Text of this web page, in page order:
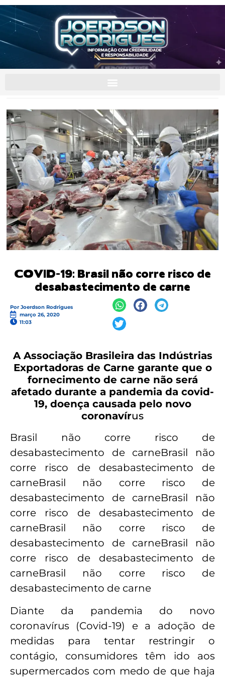
COVID-19: Brasil não corre risco de
desabastecimento de carne
Por Joerdson Rodrigues
março 26, 2020
11:03
A Associação Brasileira das Indústrias
Exportadoras de Carne garante que o
fornecimento de carne não será
afetado durante a pandemia da covid-
19, doença causada pelo novo
coronavírus
Brasil não corre risco de
desabastecimento de carneBrasil não
corre risco de desabastecimento de
carneBrasil não corre risco de
desabastecimento de carneBrasil não
corre risco de desabastecimento de
carneBrasil não corre risco de
desabastecimento de carneBrasil não
corre risco de desabastecimento de
carneBrasil não corre risco de
desabastecimento de carne
Diante da pandemia do novo
coronavírus (Covid-19) e a adoção de
medidas para tentar restringir o
contágio, consumidores têm ido aos
supermercados com medo de que haja